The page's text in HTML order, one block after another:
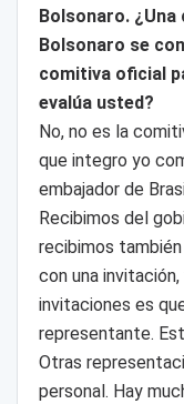
Bolsonaro.
Bolsonaro se
comitiva oficial
evalúa usted?
No, no es la
que integro yo
embajador de
Recibimos del
recibimos
con una
invitaciones es
representante.
Otras
personal. Hay